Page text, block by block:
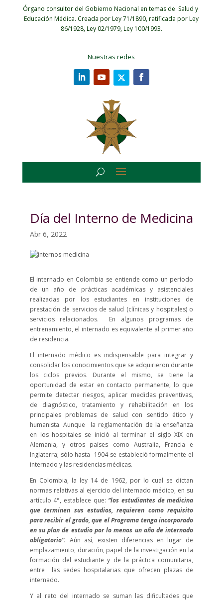
Órgano consultor del Gobierno Nacional en temas de Salud y
Educación Médica. Creada por Ley 71/1890, ratificada por Ley
86/1928, Ley 02/1979, Ley 100/1993.
Nuestras redes
Día del Interno de Medicina
Abr 6, 2022
El internado en Colombia se entiende como un período
de un año de prácticas académicas y asistenciales
realizadas por los estudiantes en instituciones de
prestación de servicios de salud (clínicas y hospitales) o
servicios relacionados. En algunos programas de
entrenamiento, el internado es equivalente al primer año
de residencia.
El internado médico es indispensable para integrar y
consolidar los conocimientos que se adquirieron durante
los ciclos previos. Durante el mismo, se tiene la
oportunidad de estar en contacto permanente, lo que
permite detectar riesgos, aplicar medidas preventivas,
de diagnóstico, tratamiento y rehabilitación en los
principales problemas de salud con sentido ético y
humanista. Aunque la reglamentación de la enseñanza
en los hospitales se inició al terminar el siglo XIX en
Alemania, y otros países como Australia, Francia e
Inglaterra; sólo hasta 1904 se estableció formalmente el
internado y las residencias médicas.
En Colombia, la ley 14 de 1962, por lo cual se dictan
normas relativas al ejercicio del internado médico, en su
artículo 4°, establece que:“los estudiantes de medicina
que terminen sus estudios, requieren como requisito
para recibir el grado, que el Programa tenga incorporado
en su plan de estudio por lo menos un año de internado
obligatorio”. Aún así, existen diferencias en lugar de
emplazamiento, duración, papel de la investigación en la
formación del estudiante y de la práctica comunitaria,
entre las sedes hospitalarias que ofrecen plazas de
internado.
Y al reto del internado se suman las dificultades que